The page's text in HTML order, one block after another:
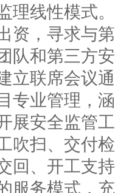
理线性模式
资，寻求与
队和第三方
立联席会议
目专业管理，
展安全监管
吹扫、交付
回、开工支
服务模式，